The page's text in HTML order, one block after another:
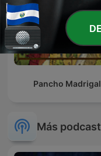
Pancho Madrigal
Más